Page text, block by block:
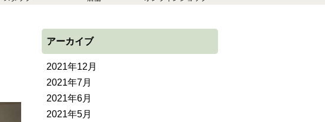
アーカイブ
2021年12月
2021年7月
2021年6月
2021年5月